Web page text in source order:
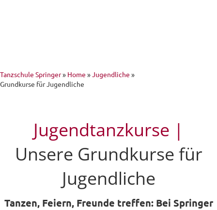
Tanzschule Springer» Home »Jugendliche »
Grundkurse für Jugendliche
Jugendtanzkurse |
Unsere Grundkurse für
Jugendliche
Tanzen, Feiern, Freunde treffen: Bei Springer